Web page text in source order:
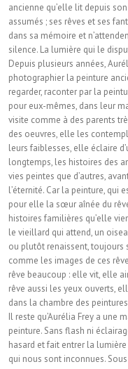
ancienne qu’elle lit depuis
assumés ; ses rêves et ses
dans sa mémoire et
silence. La lumière qui le
Depuis plusieurs années,
photographier la peinture
regarder, raconter par la
pour eux-mêmes, dans leur
visite comme à des parents
des oeuvres, elle les
leurs faiblesses, elle éclaire
longtemps, les histoires des
vies peintes que d’autres,
l’éternité. Car la peinture, qui
pour elle la sœur aînée du
histoires familières qu’elle
le vieillard qui attend, un
ou plutôt renaissent, toujours
comme les images de ces
rêve beaucoup : elle vit, elle
rêve aussi les yeux ouverts,
dans la chambre des
Il reste qu’Aurélia Frey a une
peinture. Sans flash ni
hasard et fait entrer la
qui nous sont inconnues.